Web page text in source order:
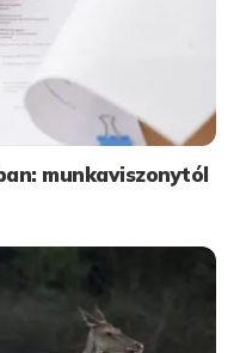
munkaviszonytól